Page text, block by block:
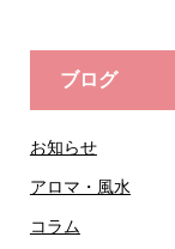
ブログ
お知らせ
アロマ・風水
コラム